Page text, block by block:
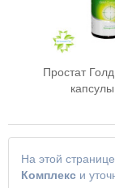
Простат
На этой
Комплекс и